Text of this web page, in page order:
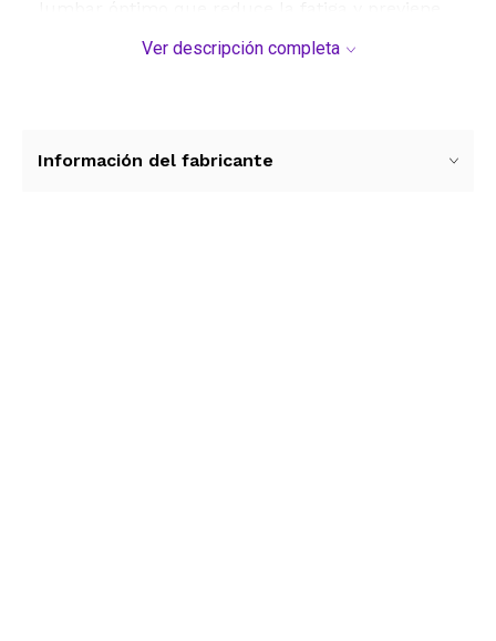
tipos de superficies. Con una capacidad de
Ver descripción completa
Información del fabricante